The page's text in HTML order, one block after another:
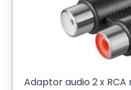
Adaptor audio 2 x